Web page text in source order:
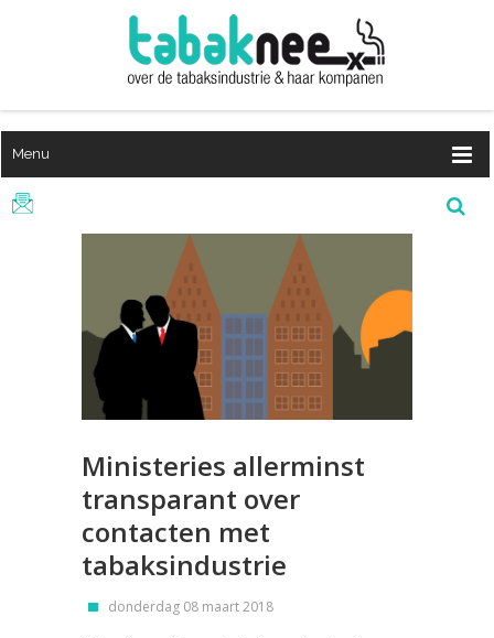
Menu
Ministeries allerminst
transparant over
contacten met
tabaksindustrie
donderdag 08 maart 2018